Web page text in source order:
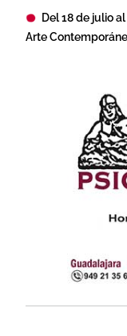
Del 18 de julio
Arte